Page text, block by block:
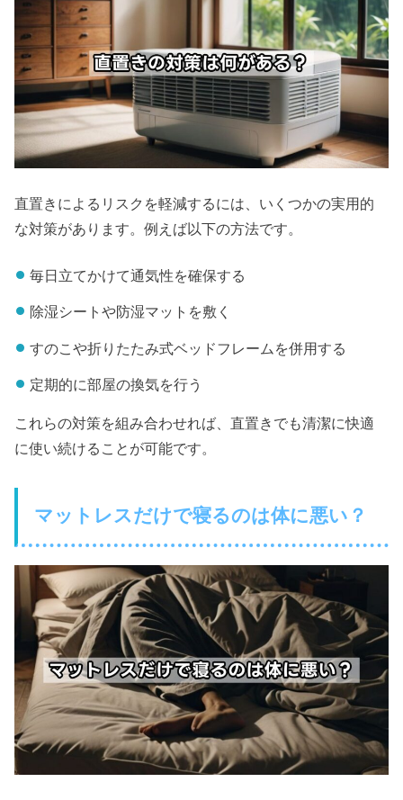
直置きによるリスクを軽減するには、いくつかの実用的
な対策があります。例えば以下の方法です。
毎日立てかけて通気性を確保する
除湿シートや防湿マットを敷く
すのこや折りたたみ式ベッドフレームを併用する
定期的に部屋の換気を行う
これらの対策を組み合わせれば、直置きでも清潔に快適
に使い続けることが可能です。
マットレスだけで寝るのは体に悪い？